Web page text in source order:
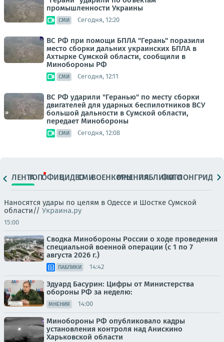
промышленности Украины
СМИ Сегодня, 12:20
ВС РФ при помощи БПЛА "Герань" поразили
место сборки дальних украинских БПЛА в
Ахтырке Сумской области, сообщили в
Минобороны РФ
СМИ Сегодня, 12:11
ВС РФ ударили "Геранью" по месту сборки
двигателей для ударных беспилотников ВСУ
большой дальности в Сумской области,
передает Минобороны
СМИ Сегодня, 12:08
ЛЕНТАТОПОФИЦ.ВИДЕОСМИВОЕНКОРЫМНЕНИЯПАБЛИКИ
ФОТОЛОНГРИДЫ
Наносятся удары по целям в Одессе и Шостке Сумской
области// Украина.ру
15:00
Сводка Минобороны России о ходе проведения
специальной военной операции (с 1 по 7
августа 2026 г.)
ПАБЛИКИ 14:42
Эдуард Басурин: Цифры от Министерства
обороны РФ за неделю:
МНЕНИЯ 14:00
Минобороны РФ опубликовало кадры
установления контроля над Анискино
Харьковской области